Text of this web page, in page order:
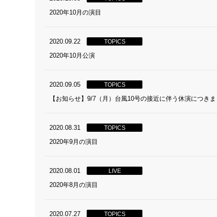
2020年10月の演目
2020.09.22 TOPICS
2020年10月公演
2020.09.05 TOPICS
【お知らせ】9/7（月）台風10号の接近に伴う休演につき
2020.08.31 TOPICS
2020年9月の演目
2020.08.01 LIVE
2020年8月の演目
2020.07.27 TOPICS